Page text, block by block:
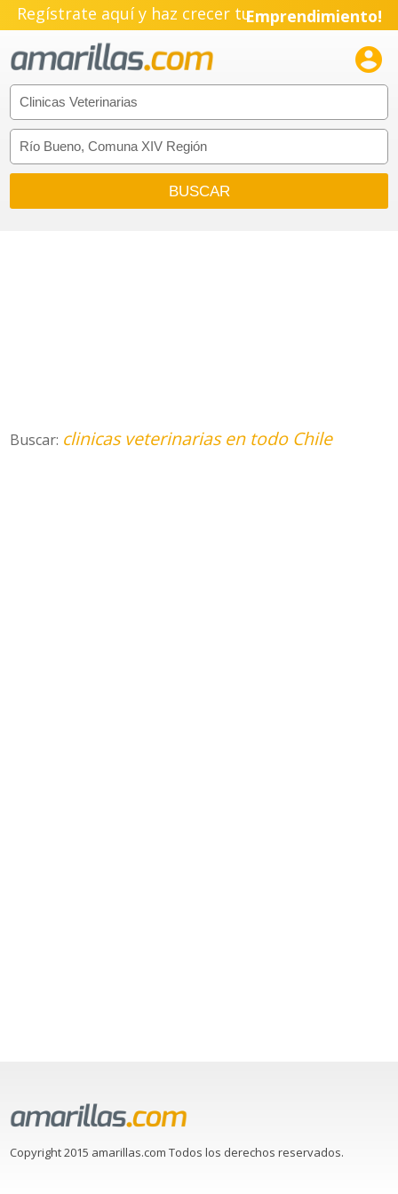
Regístrate aquí y haz crecer tuEmprendimiento!

Buscar: clinicas veterinarias en todo Chile
Copyright 2015 amarillas.com Todos los derechos reservados.